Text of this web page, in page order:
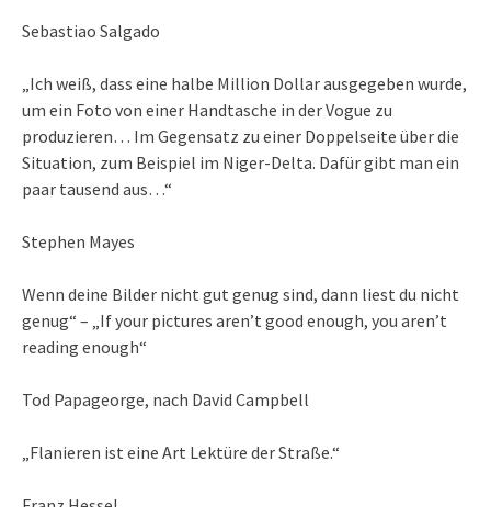
Sebastiao Salgado
„Ich weiß, dass eine halbe Million Dollar ausgegeben wurde,
um ein Foto von einer Handtasche in der Vogue zu
produzieren… Im Gegensatz zu einer Doppelseite über die
Situation, zum Beispiel im Niger-Delta. Dafür gibt man ein
paar tausend aus…“
Stephen Mayes
Wenn deine Bilder nicht gut genug sind, dann liest du nicht
genug“ – „If your pictures aren’t good enough, you aren’t
reading enough“
Tod Papageorge, nach David Campbell
„Flanieren ist eine Art Lektüre der Straße.“